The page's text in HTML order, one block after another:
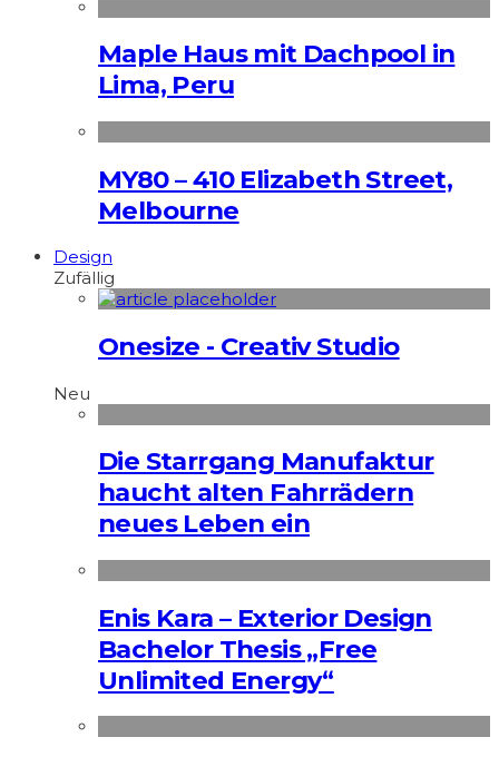
Maple Haus mit Dachpool in
Lima, Peru
MY80 – 410 Elizabeth Street,
Melbourne
Design
Zufällig
Onesize - Creativ Studio
Neu
Die Starrgang Manufaktur
haucht alten Fahrrädern
neues Leben ein
Enis Kara – Exterior Design
Bachelor Thesis „Free
Unlimited Energy“